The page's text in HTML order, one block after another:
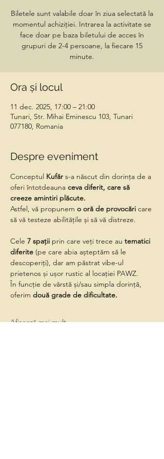
Biletele sunt valabile doar în ziua selectată la
momentul achiziției. Intrarea la activitate se
face doar pe baza biletului de acces în
grupuri de 2-4 persoane, la fiecare 15
minute.
Ora și locul
11 dec. 2025, 17:00 – 21:00
Tunari, Str. Mihai Eminescu 103, Tunari
077180, Romania
Despre eveniment
Conceptul Kufăr s-a născut din dorința de a
oferi întotdeauna ceva diferit, care să
creeze amintiri plăcute.
Astfel, vă propunem o oră de provocări care
să vă testeze abilitățile și să vă distreze.
Cele 7 spații prin care veți trece au tematici
diferite (pe care abia așteptăm să le
descoperiți), dar am păstrat vibe-ul
prietenos și ușor rustic al locației PAWZ.
În funcție de vârstă și/sau simpla dorință,
oferim două grade de dificultate.
Afișează mai mult